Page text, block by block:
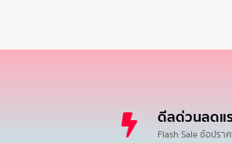
ดีลด่วนลดแ
Flash Sale ช้อปรา